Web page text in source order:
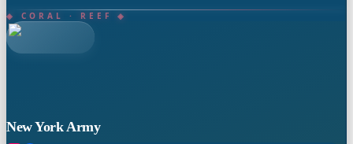
◈ CORAL · REEF ◈
New York Army